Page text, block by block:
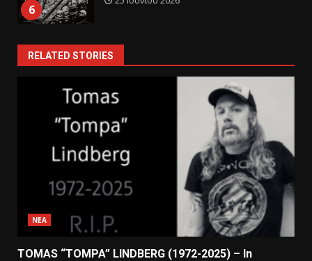
6
RELATED STORIES
ΝΕΑ
TOMAS “TOMPA” LINDBERG (1972-2025) – In